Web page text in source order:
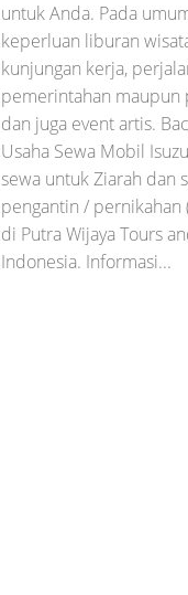
untuk Anda. Pada
keperluan liburan
kunjungan kerja,
pemerintahan maupun
dan juga event artis.
Usaha Sewa Mobil
sewa untuk Ziarah dan
pengantin /
di Putra Wijaya Tours
Indonesia. Informasi...